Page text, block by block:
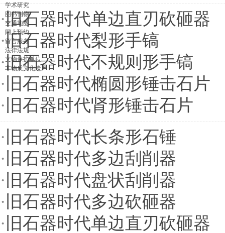
学术研究
图书刊物
交通地图
网上预约
留言服务
法律法规
文物保护单位
非物质文化遗产
·旧石器时代单边直刃砍砸器
·旧石器时代梨形手镐
·旧石器时代不规则形手镐
· 旧石器时代椭圆形锤击石片
· 旧石器时代肾形锤击石片
· 旧石器时代长条形石锤
· 旧石器时代多边刮削器
· 旧石器时代盘状刮削器
· 旧石器时代多边砍砸器
· 旧石器时代单边直刃砍砸器